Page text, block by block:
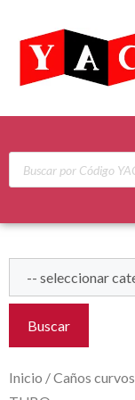
Buscar
Inicio /Caños curvos